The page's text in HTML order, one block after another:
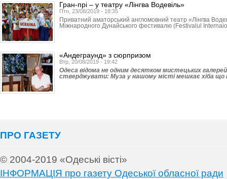
Гран-прі – у театру «Лінгва Водевіль»
Птн, 23/08/2019 - 18:35
Приватний аматорський англомовний театр «Лінгва
Міжнародного Дунайського фестивалю (Festivalul
«Андеграунд» з сюрпризом
Втр, 20/08/2019 - 19:42
Одеса відома не одним десятком мистецьких
стверджувати: Муза у нашому місті мешкає хіба що
ПРО ГАЗЕТУ
© 2004-2019 «Одеські вісті»
ІНФОРМАЦІЯ про газету Одеської обласної ради